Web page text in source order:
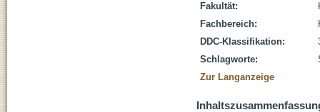
Fakultät:
Fachbereich:
DDC-Klassifikation:
Schlagworte:
Zur Langanzeige